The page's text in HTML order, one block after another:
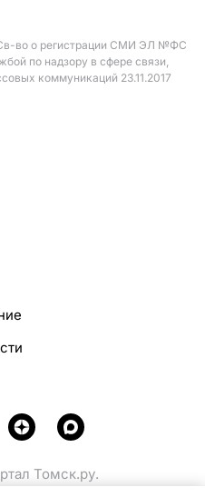
во о регистрации СМИ ЭЛ №ФС
по надзору в сфере связи,
коммуникаций 23.11.2017
Томск.ру.